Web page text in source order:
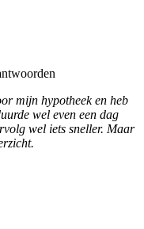
mijn hypotheek en heb
wel even een dag
wel iets sneller. Maar